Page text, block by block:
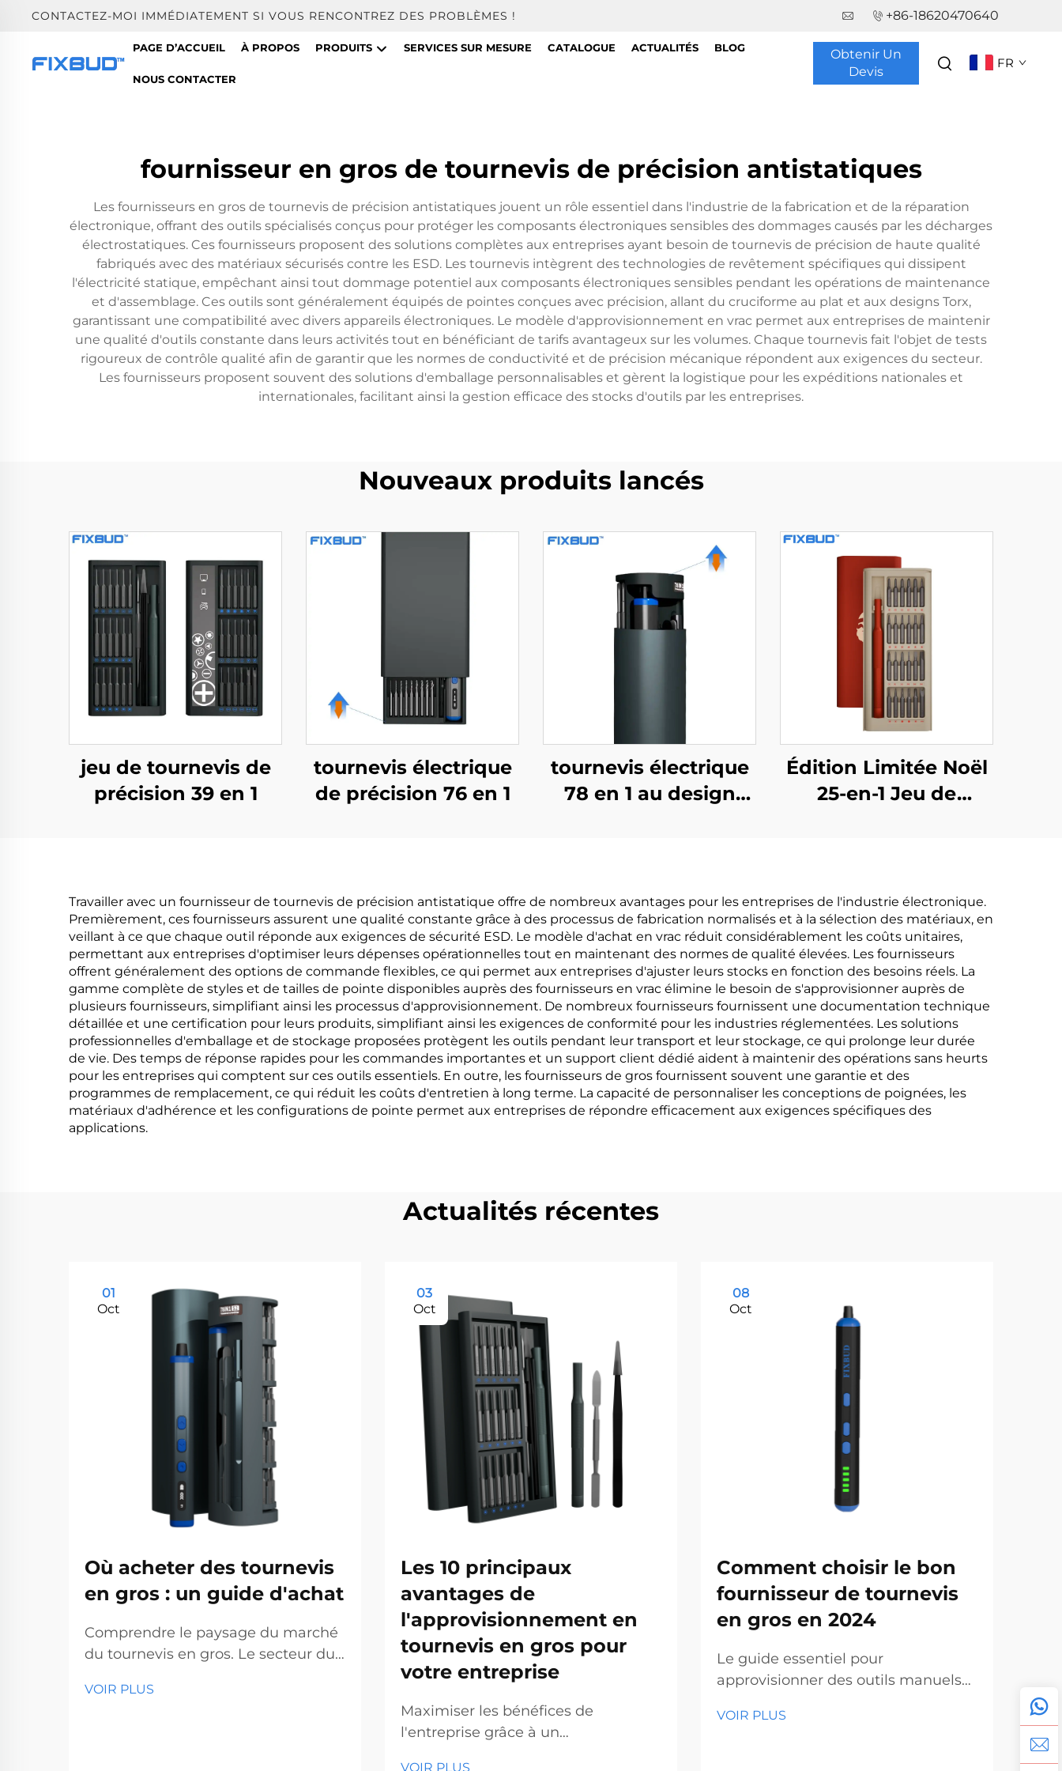
CONTACTEZ-MOI IMMÉDIATEMENT SI VOUS RENCONTREZ DES PROBLÈMES ! +86-18620470640
PAGE D’ACCUEIL À PROPOS PRODUITS SERVICES SUR MESURE CATALOGUE ACTUALITÉS BLOG
NOUS CONTACTER
Obtenir Un
Devis
FR
fournisseur en gros de tournevis de précision antistatiques
Les fournisseurs en gros de tournevis de précision antistatiques jouent un rôle essentiel dans l'industrie de la fabrication et de la réparation
électronique, offrant des outils spécialisés conçus pour protéger les composants électroniques sensibles des dommages causés par les décharges
électrostatiques. Ces fournisseurs proposent des solutions complètes aux entreprises ayant besoin de tournevis de précision de haute qualité
fabriqués avec des matériaux sécurisés contre les ESD. Les tournevis intègrent des technologies de revêtement spécifiques qui dissipent
l'électricité statique, empêchant ainsi tout dommage potentiel aux composants électroniques sensibles pendant les opérations de maintenance
et d'assemblage. Ces outils sont généralement équipés de pointes conçues avec précision, allant du cruciforme au plat et aux designs Torx,
garantissant une compatibilité avec divers appareils électroniques. Le modèle d'approvisionnement en vrac permet aux entreprises de maintenir
une qualité d'outils constante dans leurs activités tout en bénéficiant de tarifs avantageux sur les volumes. Chaque tournevis fait l'objet de tests
rigoureux de contrôle qualité afin de garantir que les normes de conductivité et de précision mécanique répondent aux exigences du secteur.
Les fournisseurs proposent souvent des solutions d'emballage personnalisables et gèrent la logistique pour les expéditions nationales et
internationales, facilitant ainsi la gestion efficace des stocks d'outils par les entreprises.
Nouveaux produits lancés
jeu de tournevis de
précision 39 en 1
tournevis électrique
de précision 76 en 1
tournevis électrique
78 en 1 au design
Édition Limitée Noël
25-en-1 Jeu de
Travailler avec un fournisseur de tournevis de précision antistatique offre de nombreux avantages pour les entreprises de l'industrie électronique.
Premièrement, ces fournisseurs assurent une qualité constante grâce à des processus de fabrication normalisés et à la sélection des matériaux, en
veillant à ce que chaque outil réponde aux exigences de sécurité ESD. Le modèle d'achat en vrac réduit considérablement les coûts unitaires,
permettant aux entreprises d'optimiser leurs dépenses opérationnelles tout en maintenant des normes de qualité élevées. Les fournisseurs
offrent généralement des options de commande flexibles, ce qui permet aux entreprises d'ajuster leurs stocks en fonction des besoins réels. La
gamme complète de styles et de tailles de pointe disponibles auprès des fournisseurs en vrac élimine le besoin de s'approvisionner auprès de
plusieurs fournisseurs, simplifiant ainsi les processus d'approvisionnement. De nombreux fournisseurs fournissent une documentation technique
détaillée et une certification pour leurs produits, simplifiant ainsi les exigences de conformité pour les industries réglementées. Les solutions
professionnelles d'emballage et de stockage proposées protègent les outils pendant leur transport et leur stockage, ce qui prolonge leur durée
de vie. Des temps de réponse rapides pour les commandes importantes et un support client dédié aident à maintenir des opérations sans heurts
pour les entreprises qui comptent sur ces outils essentiels. En outre, les fournisseurs de gros fournissent souvent une garantie et des
programmes de remplacement, ce qui réduit les coûts d'entretien à long terme. La capacité de personnaliser les conceptions de poignées, les
matériaux d'adhérence et les configurations de pointe permet aux entreprises de répondre efficacement aux exigences spécifiques des
applications.
Actualités récentes
01
Oct
Où acheter des tournevis
en gros : un guide d'achat
Comprendre le paysage du marché
du tournevis en gros. Le secteur du
segment essentiel du marché des
VOIR PLUS
03
Oct
Les 10 principaux
avantages de
l'approvisionnement en
tournevis en gros pour
votre entreprise
Maximiser les bénéfices de
l'entreprise grâce à un
VOIR PLUS
08
Oct
Comment choisir le bon
fournisseur de tournevis
en gros en 2024
Le guide essentiel pour
approvisionner des outils manuels
paysage actuel en constante
VOIR PLUS